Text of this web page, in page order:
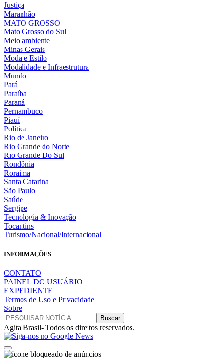
Justiça
Maranhão
MATO GROSSO
Mato Grosso do Sul
Meio ambiente
Minas Gerais
Moda e Estilo
Modalidade e Infraestrutura
Mundo
Pará
Paraíba
Paraná
Pernambuco
Piauí
Política
Rio de Janeiro
Rio Grande do Norte
Rio Grande Do Sul
Rondônia
Roraima
Santa Catarina
São Paulo
Saúde
Sergipe
Tecnologia & Inovação
Tocantins
Turismo/Nacional/Internacional
INFORMAÇÕES
CONTATO
PAINEL DO USUÁRIO
EXPEDIENTE
Termos de Uso e Privacidade
Sobre
Agita Brasil- Todos os direitos reservados.